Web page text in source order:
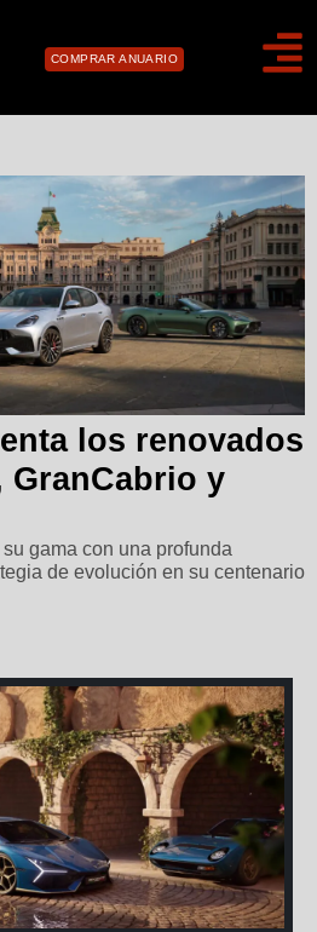
COMPRAR ANUARIO
los renovados
GranCabrio y
gama con una profunda
de evolución en su centenario